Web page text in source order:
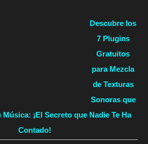
Descubre los
7 Plugins
Gratuitos
para Mezcla
de Texturas
Sonoras que
¡El Secreto que Nadie Te Ha
Contado!